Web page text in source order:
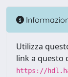
Utilizza
link a questo
https://